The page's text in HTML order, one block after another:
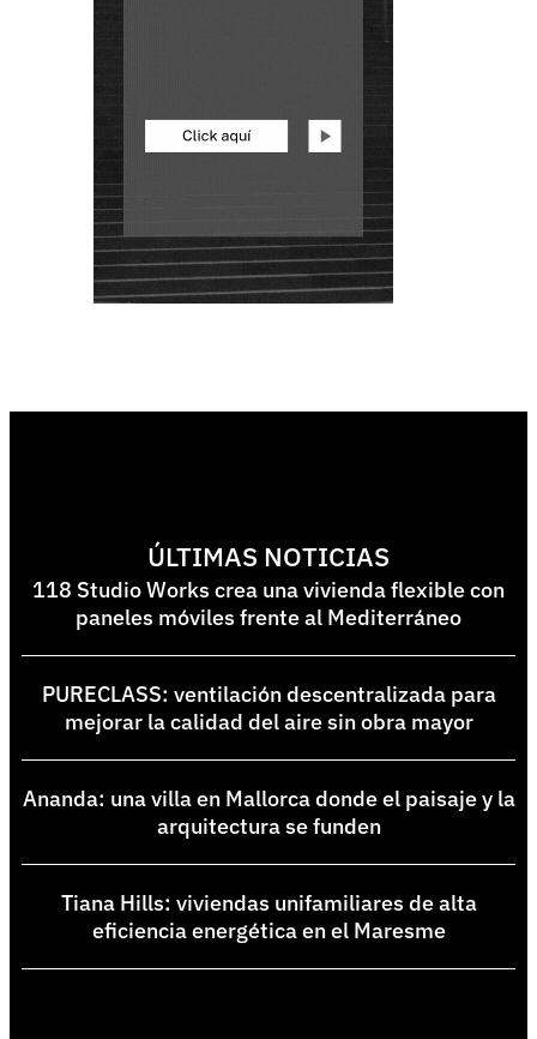
ÚLTIMAS NOTICIAS
118 Studio Works crea una vivienda flexible con
paneles móviles frente al Mediterráneo
PURECLASS: ventilación descentralizada para
mejorar la calidad del aire sin obra mayor
Ananda: una villa en Mallorca donde el paisaje y la
arquitectura se funden
Tiana Hills: viviendas unifamiliares de alta
eficiencia energética en el Maresme